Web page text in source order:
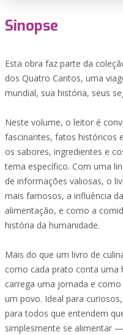
Sinopse
Esta obra faz parte da
dos Quatro Cantos, uma
mundial, sua história, seus
Neste volume, o leitor é
fascinantes, fatos históricos
os sabores, ingredientes e
tema específico. Com uma
de informações valiosas, o
mais famosos, a influência
alimentação, e como a
história da humanidade.
Mais do que um livro de
como cada prato conta uma
carrega uma jornada e
um povo. Ideal para
para todos que entendem
simplesmente se alimentar